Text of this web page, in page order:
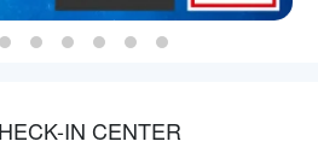
IN CENTER